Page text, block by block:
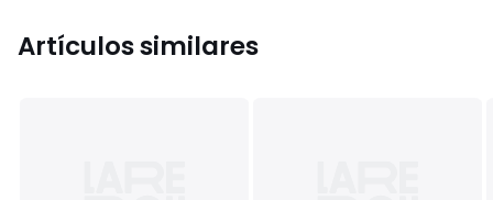
Artículos similares